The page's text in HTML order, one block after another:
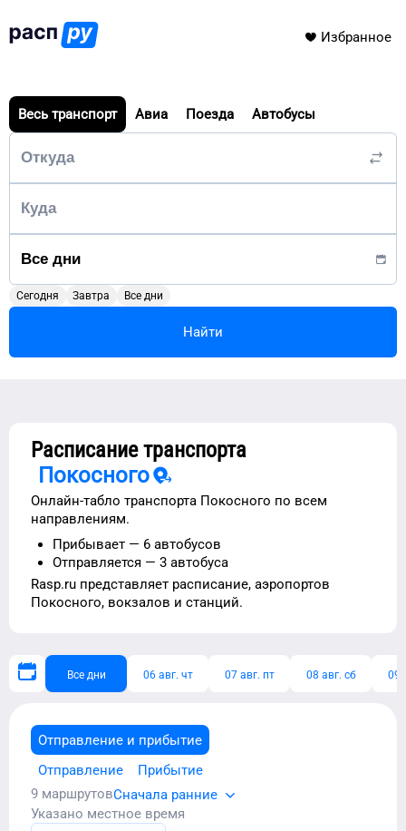
Избранное
Весь транспорт Авиа Поезда Автобусы
Сегодня Завтра Все дни
Найти
Расписание транспорта
Покосного
Онлайн-табло транспорта Покосного по всем
направлениям.
Прибывает — 6 автобусов
Отправляется — 3 автобуса
Rasp.ru представляет расписание, аэропортов
Покосного, вокзалов и станций.
Все дни 06 авг. чт 07 авг. пт 08 авг. сб 09
Отправление и прибытие
Отправление
Прибытие
9 маршрутовСначала ранние
Указано местное время